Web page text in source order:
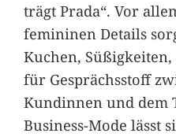
trägt Prada“. Vor
femininen Details
Kuchen,
für Gesprächsstoff
Kundinnen und dem
Business-Mode lässt